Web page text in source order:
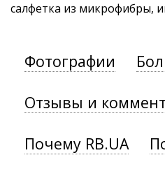
салфетка из микрофибры,
Фотографии
Отзывы и
Почему RB.UA